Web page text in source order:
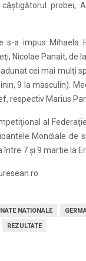
probei,
s-a impus Mihaela
Nicolae Panait, de
cei mai mulţi
9 la masculin).
respectiv Marius
al
Mondiale de
între 7 şi 9 martie la
NATIONALE
REZULTATE